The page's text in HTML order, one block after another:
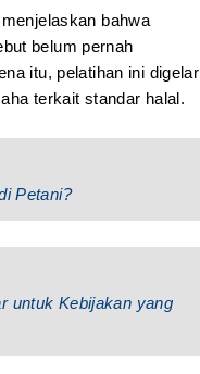
bahwa
belum pernah
itu, pelatihan ini digelar
terkait standar halal.
Petani?
untuk Kebijakan yang